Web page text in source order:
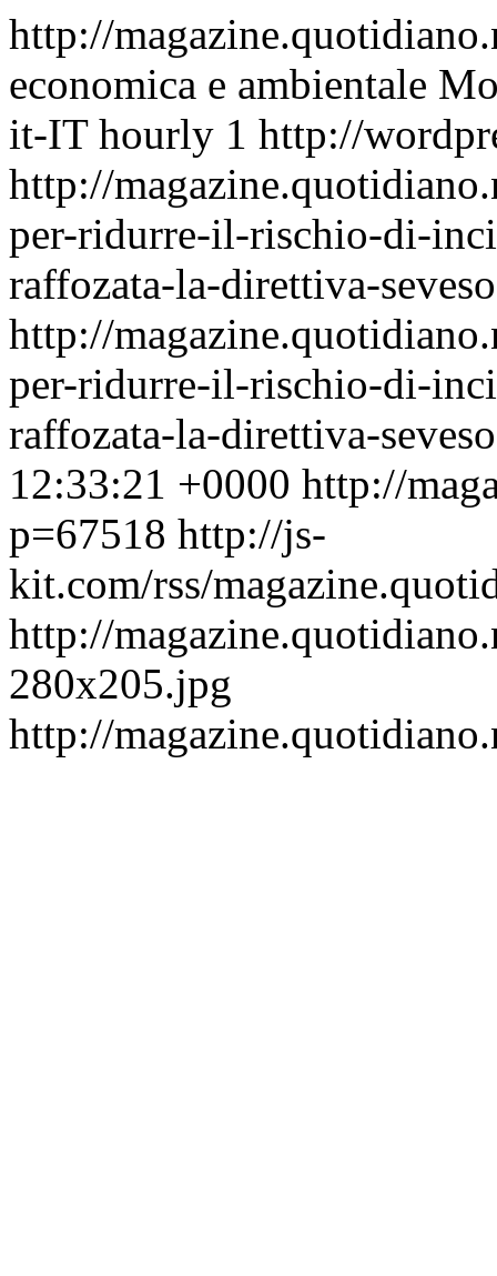
http://
economica e ambientale
it-IT hourly 1 http://
http://
per-ridurre-il-rischio-di-
raffozata-la-direttiva-
http://
per-ridurre-il-rischio-di-
raffozata-la-direttiva-
12:33:21 +0000 http://
p=67518 http://js-
kit.com/rss/
http://
280x205.jpg
http://